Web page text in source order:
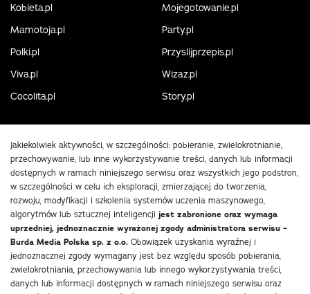
Kobieta.pl
Mojegotowanie.pl
Mamotoja.pl
Party.pl
Polki.pl
Przyslijprzepis.pl
Viva.pl
Wizaz.pl
Cocolita.pl
Story.pl
Jakiekolwiek aktywności, w szczególności: pobieranie, zwielokrotnianie,
przechowywanie, lub inne wykorzystywanie treści, danych lub informacji
dostępnych w ramach niniejszego serwisu oraz wszystkich jego podstron,
w szczególności w celu ich eksploracji, zmierzającej do tworzenia,
rozwoju, modyfikacji i szkolenia systemów uczenia maszynowego,
algorytmów lub sztucznej inteligencji jest zabronione oraz wymaga
uprzedniej, jednoznacznie wyrażonej zgody administratora serwisu –
Burda Media Polska sp. z o.o. Obowiązek uzyskania wyraźnej i
jednoznacznej zgody wymagany jest bez względu sposób pobierania,
zwielokrotniania, przechowywania lub innego wykorzystywania treści,
danych lub informacji dostępnych w ramach niniejszego serwisu oraz